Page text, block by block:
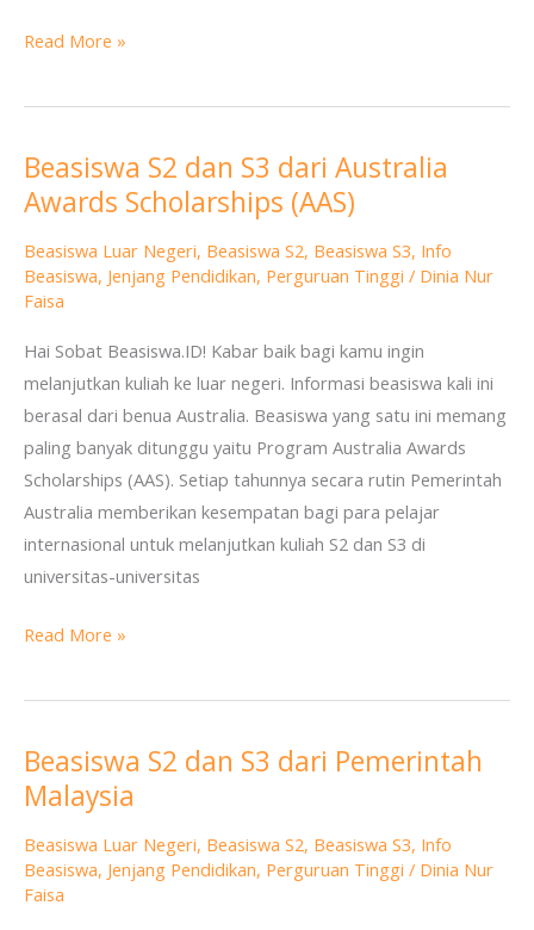
Read More »
Beasiswa S2 dan S3 dari Australia
Awards Scholarships (AAS)
Beasiswa Luar Negeri, Beasiswa S2, Beasiswa S3, Info
Beasiswa, Jenjang Pendidikan, Perguruan Tinggi / Dinia Nur
Faisa
Hai Sobat Beasiswa.ID! Kabar baik bagi kamu ingin
melanjutkan kuliah ke luar negeri. Informasi beasiswa kali ini
berasal dari benua Australia. Beasiswa yang satu ini memang
paling banyak ditunggu yaitu Program Australia Awards
Scholarships (AAS). Setiap tahunnya secara rutin Pemerintah
Australia memberikan kesempatan bagi para pelajar
internasional untuk melanjutkan kuliah S2 dan S3 di
universitas-universitas
Beasiswa
S2
S3
dari
Awards
Scholarships
(AAS)
Read More »
Beasiswa S2 dan S3 dari Pemerintah
Malaysia
Beasiswa Luar Negeri, Beasiswa S2, Beasiswa S3, Info
Beasiswa, Jenjang Pendidikan, Perguruan Tinggi / Dinia Nur
Faisa
Beasiswa
S2
S3
dari